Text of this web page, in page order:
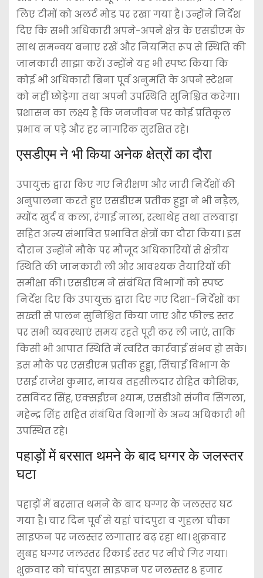
लिए टीमों को अलर्ट मोड पर रखा गया है। उन्होंने निर्देश
दिए कि सभी अधिकारी अपने-अपने क्षेत्र के एसडीएम के
साथ समन्वय बनाए रखें और नियमित रूप से स्थिति की
जानकारी साझा करें। उन्होंने यह भी स्पष्ट किया कि
कोई भी अधिकारी बिना पूर्व अनुमति के अपने स्टेशन
को नहीं छोड़ेगा तथा अपनी उपस्थिति सुनिश्चित करेगा।
प्रशासन का लक्ष्य है कि जनजीवन पर कोई प्रतिकूल
प्रभाव न पड़े और हर नागरिक सुरक्षित रहे।
एसडीएम ने भी किया अनेक क्षेत्रों का दौरा
उपायुक्त द्वारा किए गए निरीक्षण और जारी निर्देशों की
अनुपालना करते हुए एसडीएम प्रतीक हुड्डा ने भी नड़ैल,
म्योंद खुर्द व कला, रंगाई नाला, रत्थाथेह तथा तलवाड़ा
सहित अन्य संभावित प्रभावित क्षेत्रों का दौरा किया। इस
दौरान उन्होंने मौके पर मौजूद अधिकारियों से क्षेत्रीय
स्थिति की जानकारी ली और आवश्यक तैयारियों की
समीक्षा की। एसडीएम ने संबंधित विभागों को स्पष्ट
निर्देश दिए कि उपायुक्त द्वारा दिए गए दिशा-निर्देशों का
सख्ती से पालन सुनिश्चित किया जाए और फील्ड स्तर
पर सभी व्यवस्थाएं समय रहते पूरी कर ली जाएं, ताकि
किसी भी आपात स्थिति में त्वरित कार्रवाई संभव हो सके।
इस मौके पर एसडीएम प्रतीक हुड्डा, सिंचाई विभाग के
एसई राजेश कुमार, नायब तहसीलदार रोहित कौशिक,
रसविंदर सिंह, एक्सईएन श्याम, एसडीओ संजीव सिंगला,
महेन्द्र सिंह सहित संबंधित विभागों के अन्य अधिकारी भी
उपस्थित रहे।
पहाड़ों में बरसात थमने के बाद घग्गर के जलस्तर
घटा
पहाड़ों में बरसात थमने के बाद घग्गर के जलस्तर घट
गया है। चार दिन पूर्व से यहां चांदपुरा व गुहला चीका
साइफन पर जलस्तर लगातार बढ़ रहा था। शुक्रवार
सुबह घग्गर जलस्तर रिकार्ड स्तर पर नीचे गिर गया।
शुक्रवार को चांदपुरा साइफन पर जलस्तर 8 हजार